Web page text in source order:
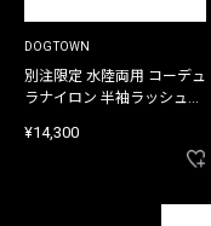
DOGTOWN
別注限定 水陸両用 コーデュ
ラナイロン 半袖ラッシュガ
¥14,300